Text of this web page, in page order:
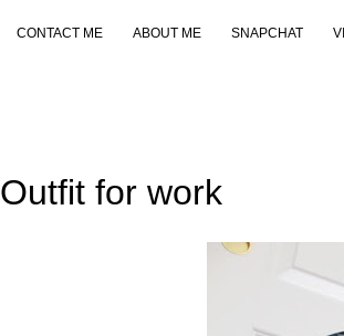
CONTACT ME ABOUT ME SNAPCHAT
Outfit for work